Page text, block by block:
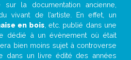
la documentation ancienne,
vivant de l’artiste. En effet, un
en bois , etc. publié dans une
dédié à un évènement où était
bien moins sujet à controverse
dans un livre édité des années